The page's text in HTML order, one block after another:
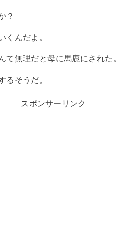
？
くんだよ。
て無理だと母に馬鹿にされた。
るそうだ。
スポンサーリンク